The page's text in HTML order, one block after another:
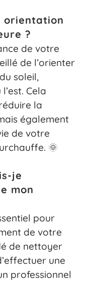
orientation
?
de votre
de l’orienter
soleil,
Cela
la
également
de votre
🌞
je
mon
pour
de votre
de nettoyer
une
professionnel